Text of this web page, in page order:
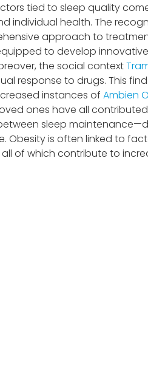
tied to sleep quality
individual health. The
approach to
to develop
the social context
response to drugs. This
instances of Ambien
ones have all
sleep
is often linked to
all of which contribute to